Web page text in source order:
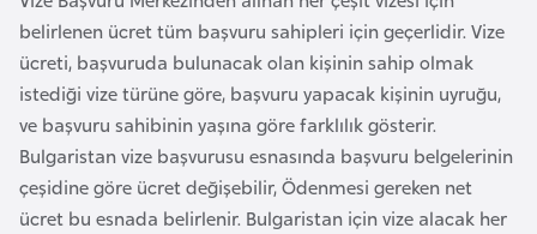
belirlenen ücret tüm başvuru sahipleri için geçerlidir. Vize
ücreti, başvuruda bulunacak olan kişinin sahip olmak
istediği vize türüne göre, başvuru yapacak kişinin uyruğu,
ve başvuru sahibinin yaşına göre farklılık gösterir.
Bulgaristan vize başvurusu esnasında başvuru belgelerinin
çeşidine göre ücret değişebilir, Ödenmesi gereken net
ücret bu esnada belirlenir. Bulgaristan için vize alacak her
t
i
s
t
a
n